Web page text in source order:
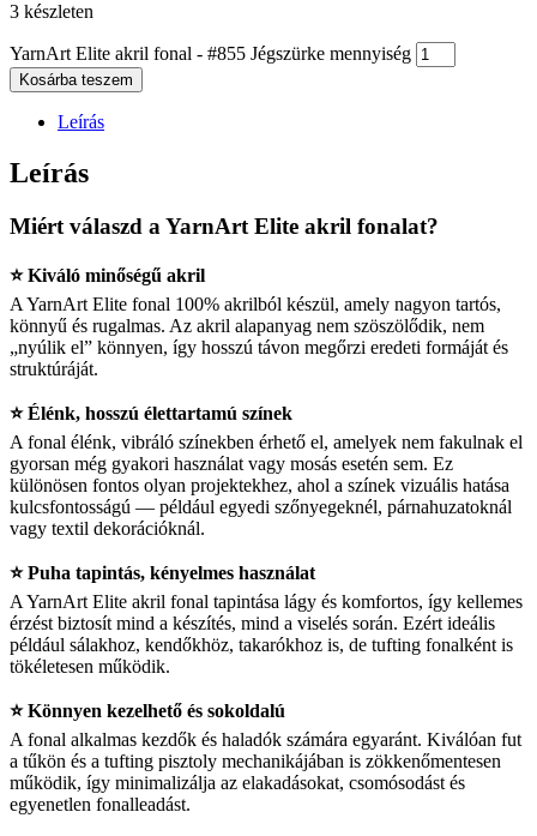
3 készleten
YarnArt Elite akril fonal - #855 Jégszürke mennyiség
Kosárba teszem
Leírás
Leírás
Miért válaszd a YarnArt Elite akril fonalat?
⭐ Kiváló minőségű akril
A YarnArt Elite fonal 100% akrilból készül, amely nagyon tartós,
könnyű és rugalmas. Az akril alapanyag nem szöszölődik, nem
„nyúlik el” könnyen, így hosszú távon megőrzi eredeti formáját és
struktúráját.
⭐ Élénk, hosszú élettartamú színek
A fonal élénk, vibráló színekben érhető el, amelyek nem fakulnak el
gyorsan még gyakori használat vagy mosás esetén sem. Ez
különösen fontos olyan projektekhez, ahol a színek vizuális hatása
kulcsfontosságú — például egyedi szőnyegeknél, párnahuzatoknál
vagy textil dekorációknál.
⭐ Puha tapintás, kényelmes használat
A YarnArt Elite akril fonal tapintása lágy és komfortos, így kellemes
érzést biztosít mind a készítés, mind a viselés során. Ezért ideális
például sálakhoz, kendőkhöz, takarókhoz is, de tufting fonalként is
tökéletesen működik.
⭐ Könnyen kezelhető és sokoldalú
A fonal alkalmas kezdők és haladók számára egyaránt. Kiválóan fut
a tűkön és a tufting pisztoly mechanikájában is zökkenőmentesen
működik, így minimalizálja az elakadásokat, csomósodást és
egyenetlen fonalleadást.